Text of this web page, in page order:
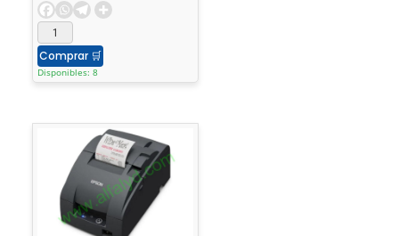
Comprar 🛒
Disponibles: 8